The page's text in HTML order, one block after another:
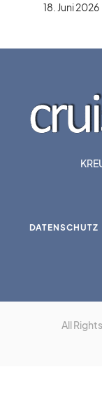
18. Juni 2026
DATENSCHUTZ
All